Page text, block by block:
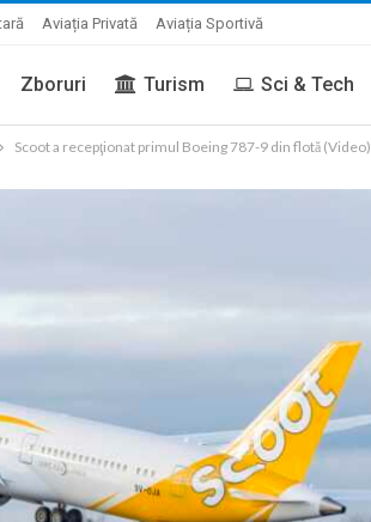
Aviația Privată Aviația Sportivă
Zboruri Turism Sci & Tech
Scoot a recepţionat primul Boeing 787-9 din flotă (Video)